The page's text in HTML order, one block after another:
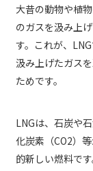
大昔の動物や植
のガスを汲み上
す。これが、LNG
汲み上げたガス
ためです。
LNGは、石炭や
化炭素（CO2）
的新しい燃料です